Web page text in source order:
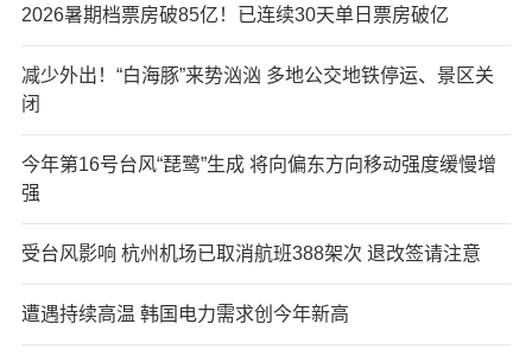
2026暑期档票房破85亿！已连续30天单日票房破亿
减少外出！“白海豚”来势汹汹 多地公交地铁停运、景区关
闭
今年第16号台风“琵鹭”生成 将向偏东方向移动强度缓慢增
强
受台风影响 杭州机场已取消航班388架次 退改签请注意
遭遇持续高温 韩国电力需求创今年新高